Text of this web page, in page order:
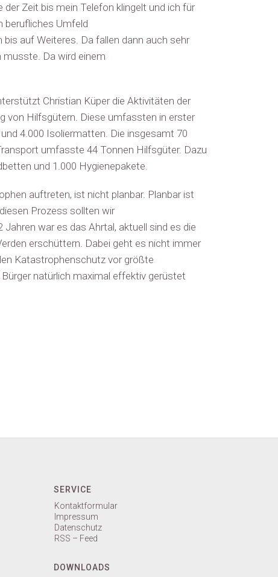
Zeit bis mein Telefon klingelt und ich für
berufliches Umfeld
auf Weiteres. Da fallen dann auch sehr
musste. Da wird einem
Christian Küper die Aktivitäten der
von Hilfsgütern. Diese umfassten in erster
4.000 Isoliermatten. Die insgesamt 70
umfasste 44 Tonnen Hilfsgüter. Dazu
und 1.000 Hygienepakete.
auftreten, ist nicht planbar. Planbar ist
Prozess sollten wir
war es das Ahrtal, aktuell sind es die
erschüttern. Dabei geht es nicht immer
Katastrophenschutz vor größte
natürlich maximal effektiv gerüstet
SERVICE
Kontaktformular
Impressum
Datenschutz
RSS – Feed
DOWNLOADS